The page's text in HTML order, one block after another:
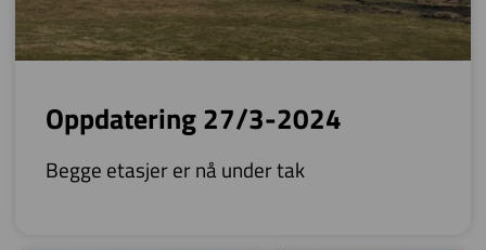
Oppdatering 27/3-2024
Begge etasjer er nå under tak